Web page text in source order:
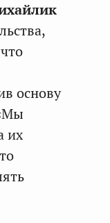
основу
их